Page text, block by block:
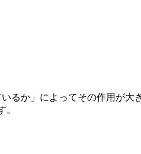
るか」によってその作用が大
。